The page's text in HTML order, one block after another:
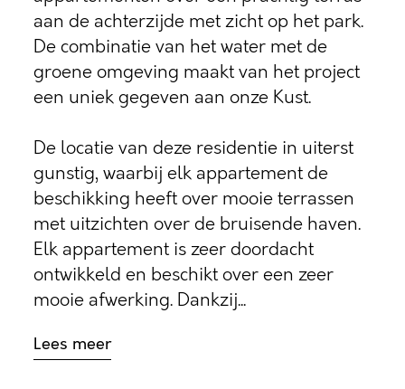
aan de achterzijde met zicht op het park.
De combinatie van het water met de
groene omgeving maakt van het project
een uniek gegeven aan onze Kust.
De locatie van deze residentie in uiterst
gunstig, waarbij elk appartement de
beschikking heeft over mooie terrassen
met uitzichten over de bruisende haven.
Elk appartement is zeer doordacht
ontwikkeld en beschikt over een zeer
mooie afwerking. Dankzij...
Lees meer